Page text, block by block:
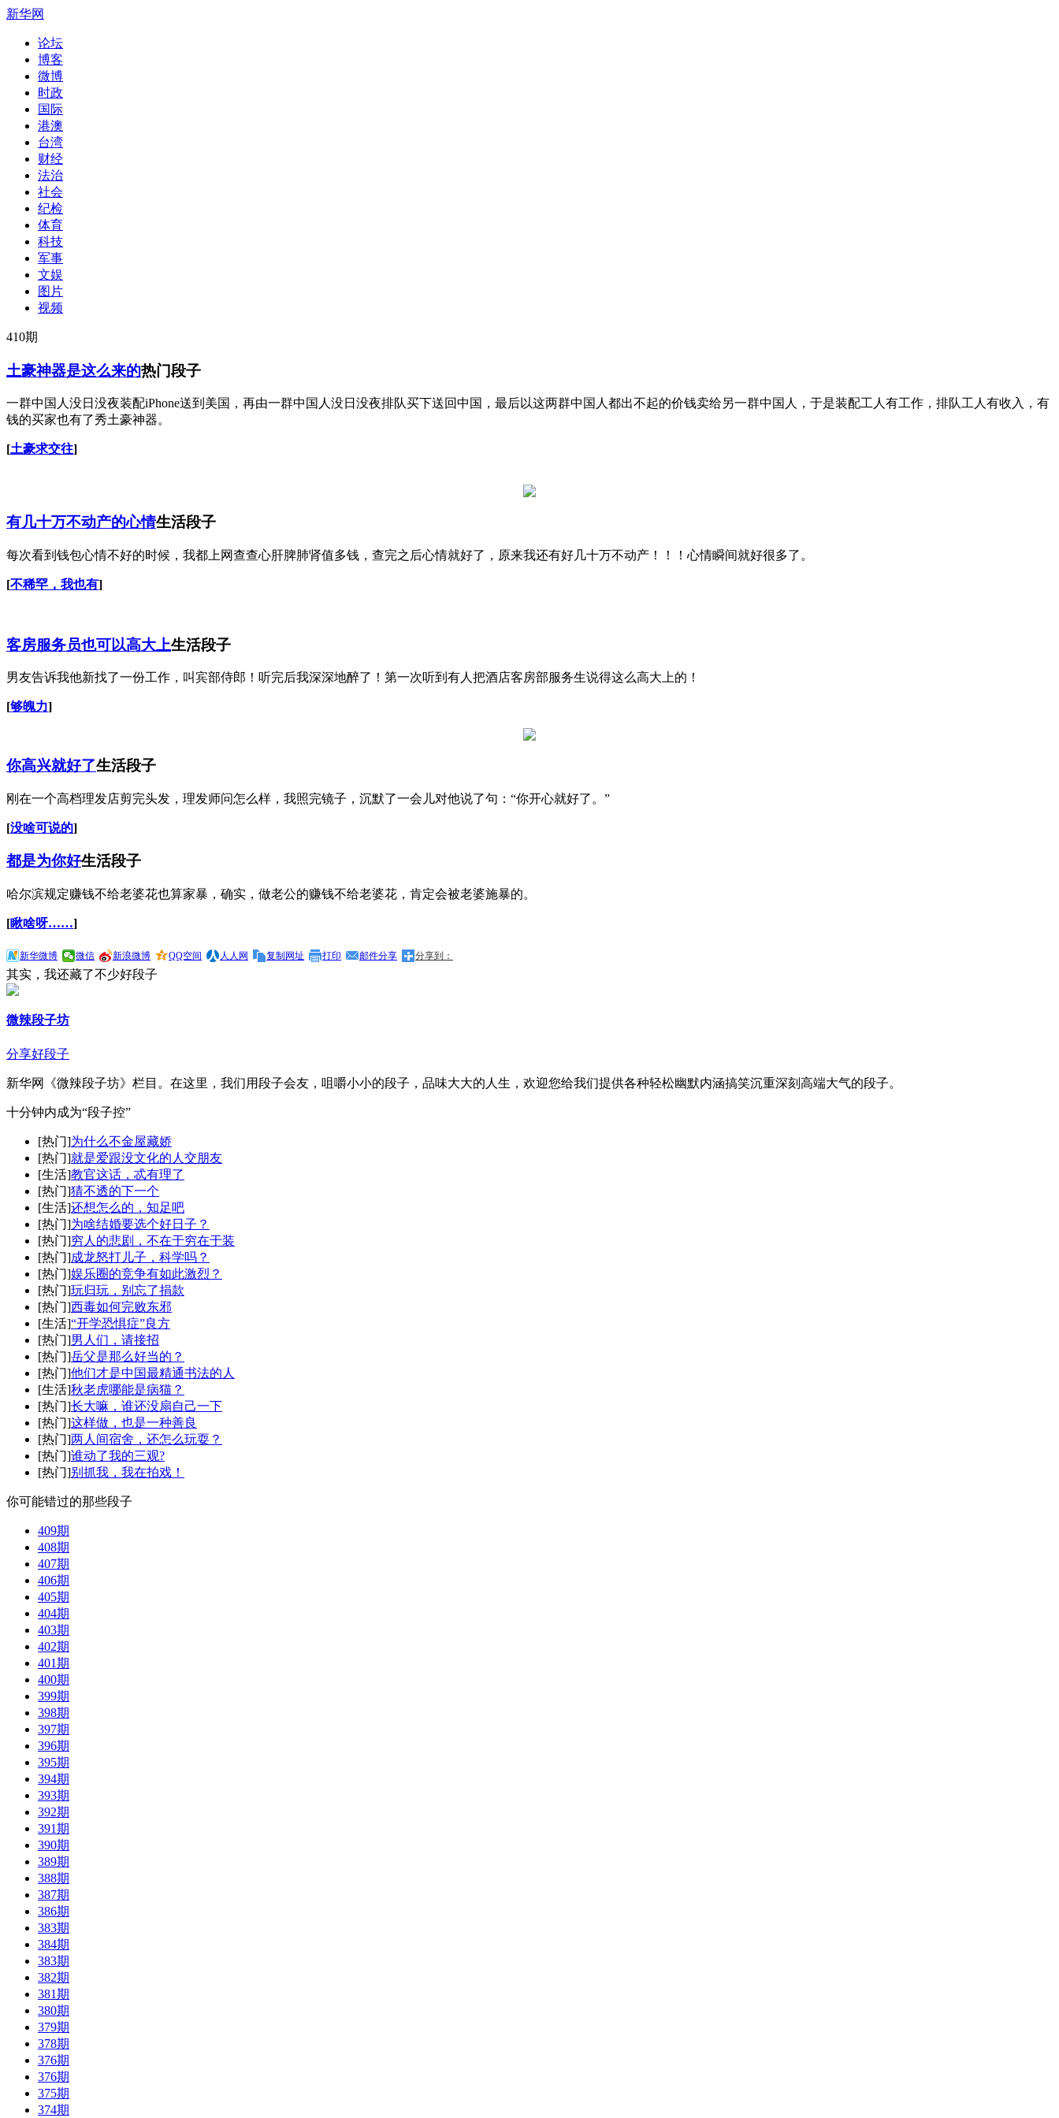
新华网
论坛
博客
微博
时政
国际
港澳
台湾
财经
法治
社会
纪检
体育
科技
军事
文娱
图片
视频
410期
土豪神器是这么来的热门段子
一群中国人没日没夜装配iPhone送到美国，再由一群中国人没日没夜排队买下送回中国，最后以这两群中国人都出不起的价钱卖给另一群中国人，于是装配工人有工作，排队工人有收入，有
钱的买家也有了秀土豪神器。
[土豪求交往]
有几十万不动产的心情生活段子
每次看到钱包心情不好的时候，我都上网查查心肝脾肺肾值多钱，查完之后心情就好了，原来我还有好几十万不动产！！！心情瞬间就好很多了。
[不稀罕，我也有]
客房服务员也可以高大上生活段子
男友告诉我他新找了一份工作，叫宾部侍郎！听完后我深深地醉了！第一次听到有人把酒店客房部服务生说得这么高大上的！
[够魄力]
你高兴就好了生活段子
刚在一个高档理发店剪完头发，理发师问怎么样，我照完镜子，沉默了一会儿对他说了句：“你开心就好了。”
[没啥可说的]
都是为你好生活段子
哈尔滨规定赚钱不给老婆花也算家暴，确实，做老公的赚钱不给老婆花，肯定会被老婆施暴的。
[瞅啥呀……]
新华微博 微信 新浪微博 QQ空间 人人网 复制网址 打印 邮件分享 分享到：
其实，我还藏了不少好段子
微辣段子坊
分享好段子
新华网《微辣段子坊》栏目。在这里，我们用段子会友，咀嚼小小的段子，品味大大的人生，欢迎您给我们提供各种轻松幽默内涵搞笑沉重深刻高端大气的段子。
十分钟内成为“段子控”
[热门]为什么不金屋藏娇
[热门]就是爱跟没文化的人交朋友
[生活]教官这话，忒有理了
[热门]猜不透的下一个
[生活]还想怎么的，知足吧
[热门]为啥结婚要选个好日子？
[热门]穷人的悲剧，不在于穷在于装
[热门]成龙怒打儿子，科学吗？
[热门]娱乐圈的竞争有如此激烈？
[热门]玩归玩，别忘了捐款
[热门]西毒如何完败东邪
[生活]“开学恐惧症”良方
[热门]男人们，请接招
[热门]岳父是那么好当的？
[热门]他们才是中国最精通书法的人
[生活]秋老虎哪能是病猫？
[热门]长大嘛，谁还没扇自己一下
[热门]这样做，也是一种善良
[热门]两人间宿舍，还怎么玩耍？
[热门]谁动了我的三观?
[热门]别抓我，我在拍戏！
你可能错过的那些段子
409期
408期
407期
406期
405期
404期
403期
402期
401期
400期
399期
398期
397期
396期
395期
394期
393期
392期
391期
390期
389期
388期
387期
386期
383期
384期
383期
382期
381期
380期
379期
378期
376期
376期
375期
374期